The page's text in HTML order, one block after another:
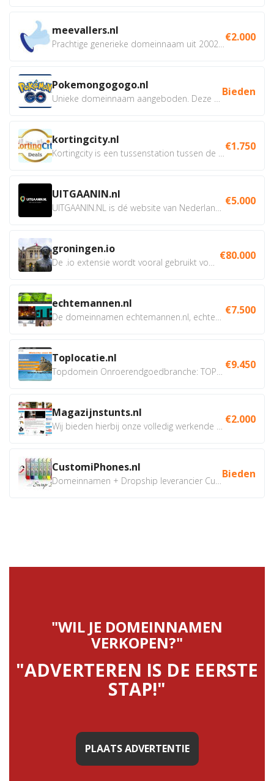
meevallers.nl €2.000
Pokemongogogo.nl Bieden
kortingcity.nl €1.750
UITGAANIN.nl €5.000
groningen.io €80.000
echtemannen.nl €7.500
Toplocatie.nl €9.450
Magazijnstunts.nl €2.000
CustomiPhones.nl Bieden
"WIL JE DOMEINNAMEN
VERKOPEN?"
"ADVERTEREN IS DE EERSTE
STAP!"
PLAATS ADVERTENTIE